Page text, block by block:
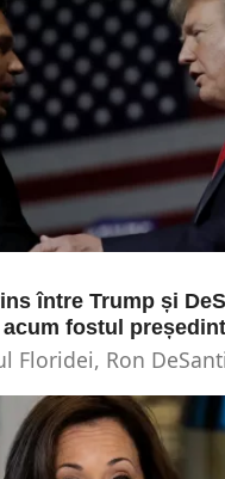
între Trump și
fostul
Floridei, Ron
Donald Trump....